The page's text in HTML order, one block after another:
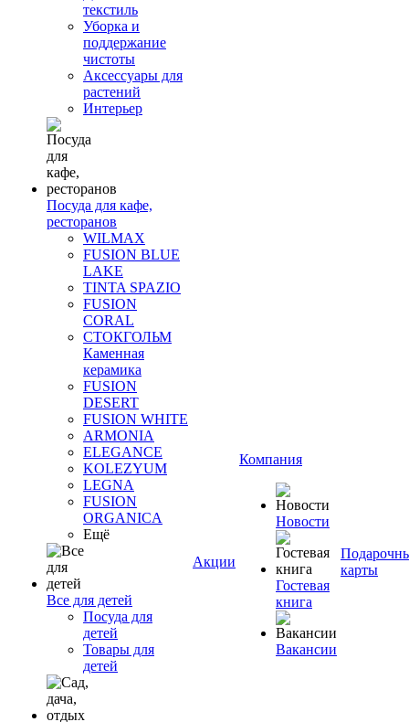
текстиль
Уборка и
поддержание
чистоты
Аксессуары для
растений
Интерьер
Посуда для кафе,
ресторанов
WILMAX
FUSION BLUE
LAKE
TINTA SPAZIO
FUSION
CORAL
СТОКГОЛЬМ
Каменная
керамика
FUSION
DESERT
FUSION WHITE
ARMONIA
ELEGANCE
KOLEZYUM
LEGNA
FUSION
ORGANICA
Ещё
Все для детей
Посуда для
детей
Товары для
детей
Акции
Компания
Новости
Гостевая
книга
Вакансии
карты